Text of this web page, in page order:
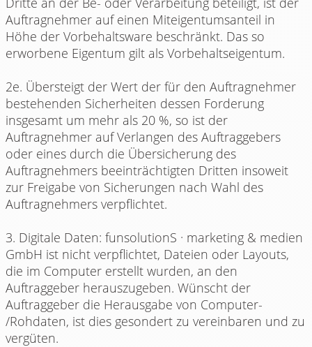
Auftragnehmer auf einen Miteigentumsanteil in
Höhe der Vorbehaltsware beschränkt. Das so
erworbene Eigentum gilt als Vorbehaltseigentum.
2e. Übersteigt der Wert der für den Auftragnehmer
bestehenden Sicherheiten dessen Forderung
insgesamt um mehr als 20 %, so ist der
Auftragnehmer auf Verlangen des Auftraggebers
oder eines durch die Übersicherung des
Auftragnehmers beeinträchtigten Dritten insoweit
zur Freigabe von Sicherungen nach Wahl des
Auftragnehmers verpflichtet.
3. Digitale Daten: funsolutionS · marketing & medien
GmbH ist nicht verpflichtet, Dateien oder Layouts,
die im Computer erstellt wurden, an den
Auftraggeber herauszugeben. Wünscht der
Auftraggeber die Herausgabe von Computer-
/Rohdaten, ist dies gesondert zu vereinbaren und zu
vergüten.